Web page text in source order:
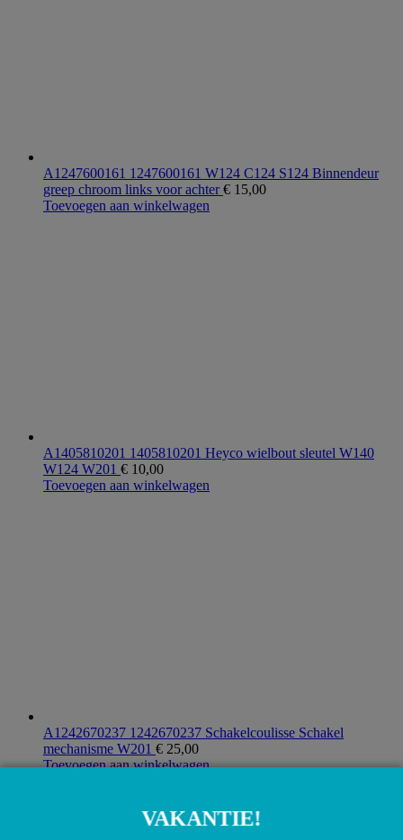
A1247600161 1247600161 W124 C124 S124 Binnendeur
greep chroom links voor achter€ 15,00
Toevoegen aan winkelwagen
A1405810201 1405810201 Heyco wielbout sleutel W140
W124 W201 € 10,00
Toevoegen aan winkelwagen
A1242670237 1242670237 Schakelcoulisse Schakel
mechanisme W201 € 25,00
Toevoegen aan winkelwagen
VAKANTIE!